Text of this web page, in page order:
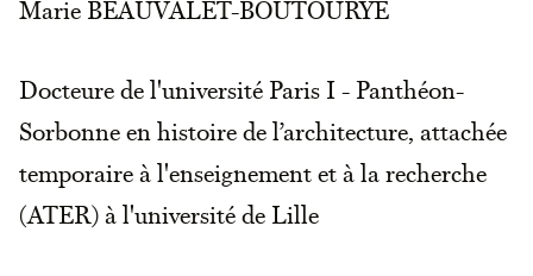
Marie BEAUVALET-BOUTOURYE
Docteure de l'université Paris I - Panthéon-
Sorbonne en histoire de l’architecture, attachée
temporaire à l'enseignement et à la recherche
(ATER) à l'université de Lille